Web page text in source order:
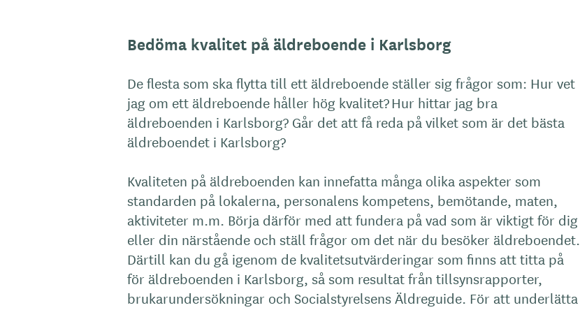
Bedöma kvalitet på äldreboende i Karlsborg
De flesta som ska flytta till ett äldreboende ställer sig frågor som: Hur vet
jag om ett äldreboende håller hög kvalitet? Hur hittar jag bra
äldreboenden i Karlsborg? Går det att få reda på vilket som är det bästa
äldreboendet i Karlsborg?
Kvaliteten på äldreboenden kan innefatta många olika aspekter som
standarden på lokalerna, personalens kompetens, bemötande, maten,
aktiviteter m.m. Börja därför med att fundera på vad som är viktigt för dig
eller din närstående och ställ frågor om det när du besöker äldreboendet.
Därtill kan du gå igenom de kvalitetsutvärderingar som finns att titta på
för äldreboenden i Karlsborg, så som resultat från tillsynsrapporter,
brukarundersökningar och Socialstyrelsens Äldreguide. För att underlätta